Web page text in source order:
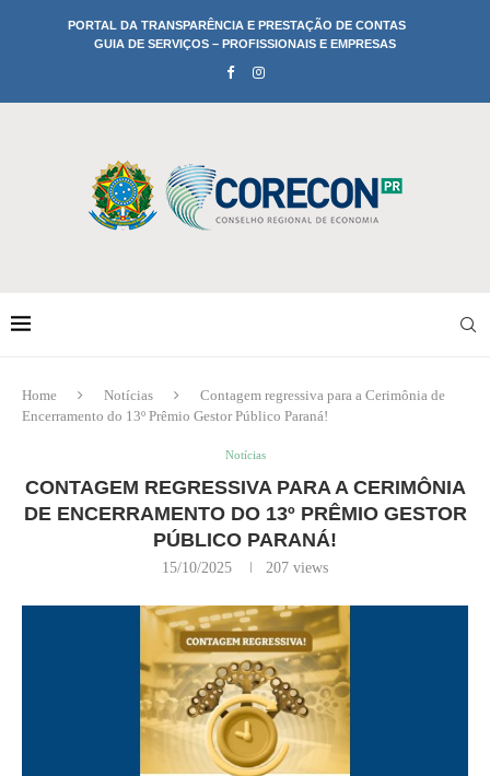
PORTAL DA TRANSPARÊNCIA E PRESTAÇÃO DE CONTAS
GUIA DE SERVIÇOS – PROFISSIONAIS E EMPRESAS
Home Notícias
Contagem regressiva para a Cerimônia de
Encerramento do 13º Prêmio Gestor Público Paraná!
Notícias
CONTAGEM REGRESSIVA PARA A CERIMÔNIA
DE ENCERRAMENTO DO 13º PRÊMIO GESTOR
PÚBLICO PARANÁ!
15/10/2025 207 views